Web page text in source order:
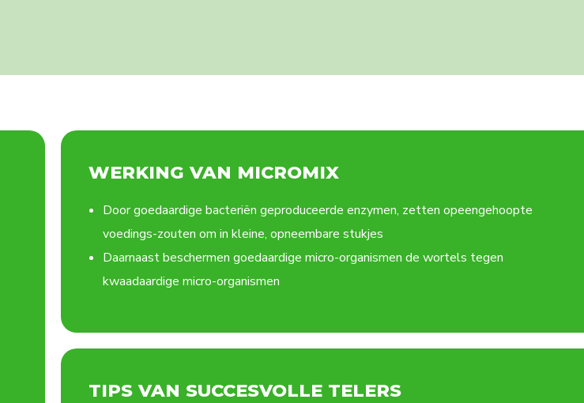
WERKING VAN MICROMIX
Door goedaardige bacteriën geproduceerde enzymen, zetten opeengehoopte
voedings-zouten om in kleine, opneembare stukjes
Daarnaast beschermen goedaardige micro-organismen de wortels tegen
kwaadaardige micro-organismen
TIPS VAN SUCCESVOLLE TELERS